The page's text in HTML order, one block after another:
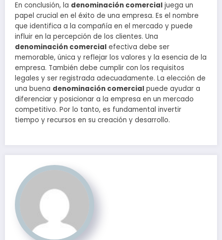
En conclusión, la denominación comercial juega un
papel crucial en el éxito de una empresa. Es el nombre
que identifica a la compañía en el mercado y puede
influir en la percepción de los clientes. Una
denominación comercial efectiva debe ser
memorable, única y reflejar los valores y la esencia de la
empresa. También debe cumplir con los requisitos
legales y ser registrada adecuadamente. La elección de
una buena denominación comercial puede ayudar a
diferenciar y posicionar a la empresa en un mercado
competitivo. Por lo tanto, es fundamental invertir
tiempo y recursos en su creación y desarrollo.